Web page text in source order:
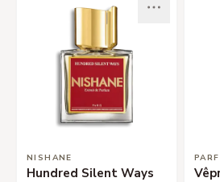
NISHANE
Hundred Silent Ways